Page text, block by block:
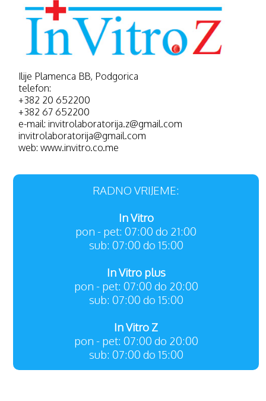
Ilije Plamenca BB, Podgorica
telefon:
+382 20 652200
+382 67 652200
e-mail: invitrolaboratorija.z@gmail.com
invitrolaboratorija@gmail.com
web: www.invitro.co.me
RADNO VRIJEME:
In Vitro
pon - pet: 07:00 do 21:00
sub: 07:00 do 15:00
In Vitro plus
pon - pet: 07:00 do 20:00
sub: 07:00 do 15:00
In Vitro Z
pon - pet: 07:00 do 20:00
sub: 07:00 do 15:00